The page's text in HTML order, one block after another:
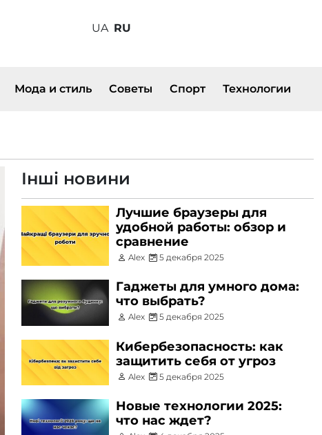
UA RU
Мода и стиль Советы Спорт Технологии
Інші новини
Лучшие браузеры для
удобной работы: обзор и
сравнение
Alex 5 декабря 2025
Гаджеты для умного дома:
что выбрать?
Alex 5 декабря 2025
Кибербезопасность: как
защитить себя от угроз
Alex 5 декабря 2025
Новые технологии 2025:
что нас ждет?